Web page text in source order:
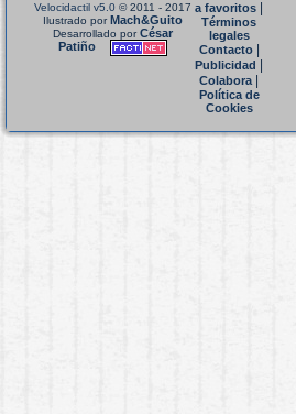
Velocidactil v5.0 © 2011 - 2017
Ilustrado porMach&Guito
Desarrollado porCésar
Patiño
a favoritos
Términos
legales
Contacto|
Publicidad
Colabora|
Política de
Cookies